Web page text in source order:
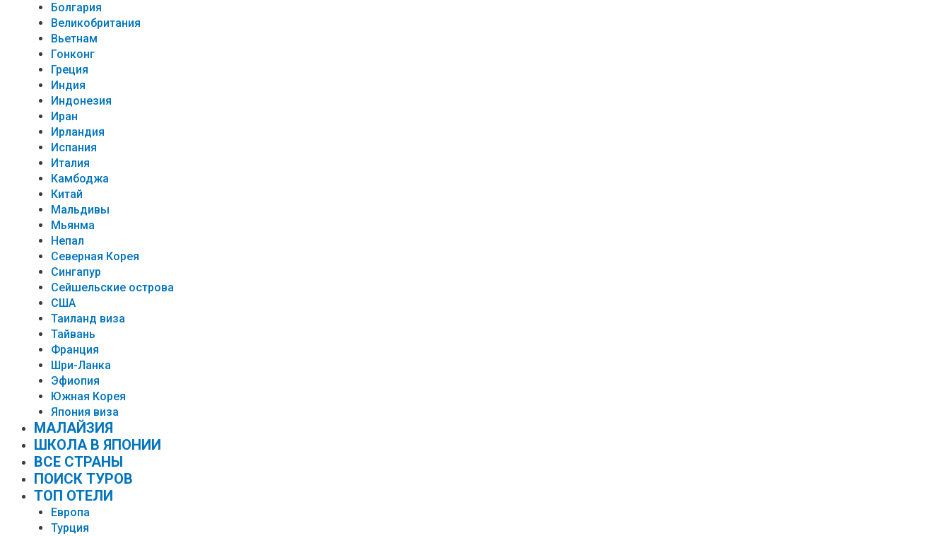
Болгария
Великобритания
Вьетнам
Гонконг
Греция
Индия
Индонезия
Иран
Ирландия
Испания
Италия
Камбоджа
Китай
Мальдивы
Мьянма
Непал
Северная Корея
Сингапур
Сейшельские острова
США
Таиланд виза
Тайвань
Франция
Шри-Ланка
Эфиопия
Южная Корея
Япония виза
МАЛАЙЗИЯ
ШКОЛА В ЯПОНИИ
ВСЕ СТРАНЫ
ПОИСК ТУРОВ
ТОП ОТЕЛИ
Европа
Турция